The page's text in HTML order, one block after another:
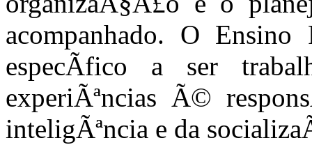
acompanhado. O Ensino
especÃ­fico a ser
experiÃªncias Ã©
inteligÃªncia e da